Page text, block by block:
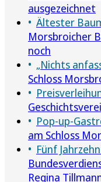
ausgezeichnet
Ältester
Morsbroicher
noch
„Nichts
Schloss
Pop-up-
am Schloss
Fünf
Regina